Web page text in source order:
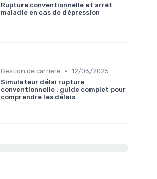
Rupture conventionnelle et arrêt
maladie en cas de dépression
Gestion de carrière • 12/06/2025
Simulateur délai rupture
conventionnelle : guide complet pour
comprendre les délais